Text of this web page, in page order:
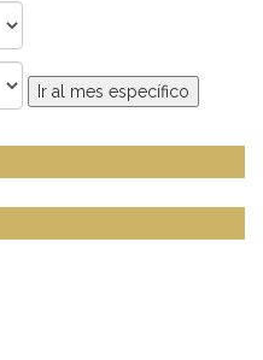
Ir al mes específico